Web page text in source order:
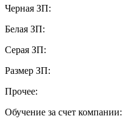
Черная ЗП:
Белая ЗП:
Серая ЗП:
Размер ЗП:
Прочее:
Обучение за счет компании: